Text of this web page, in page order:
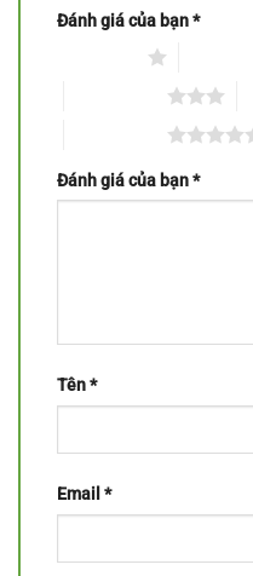
Đánh giá của bạn*
Đánh giá của bạn*
Tên*
Email *